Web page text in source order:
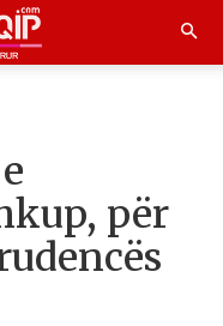
për